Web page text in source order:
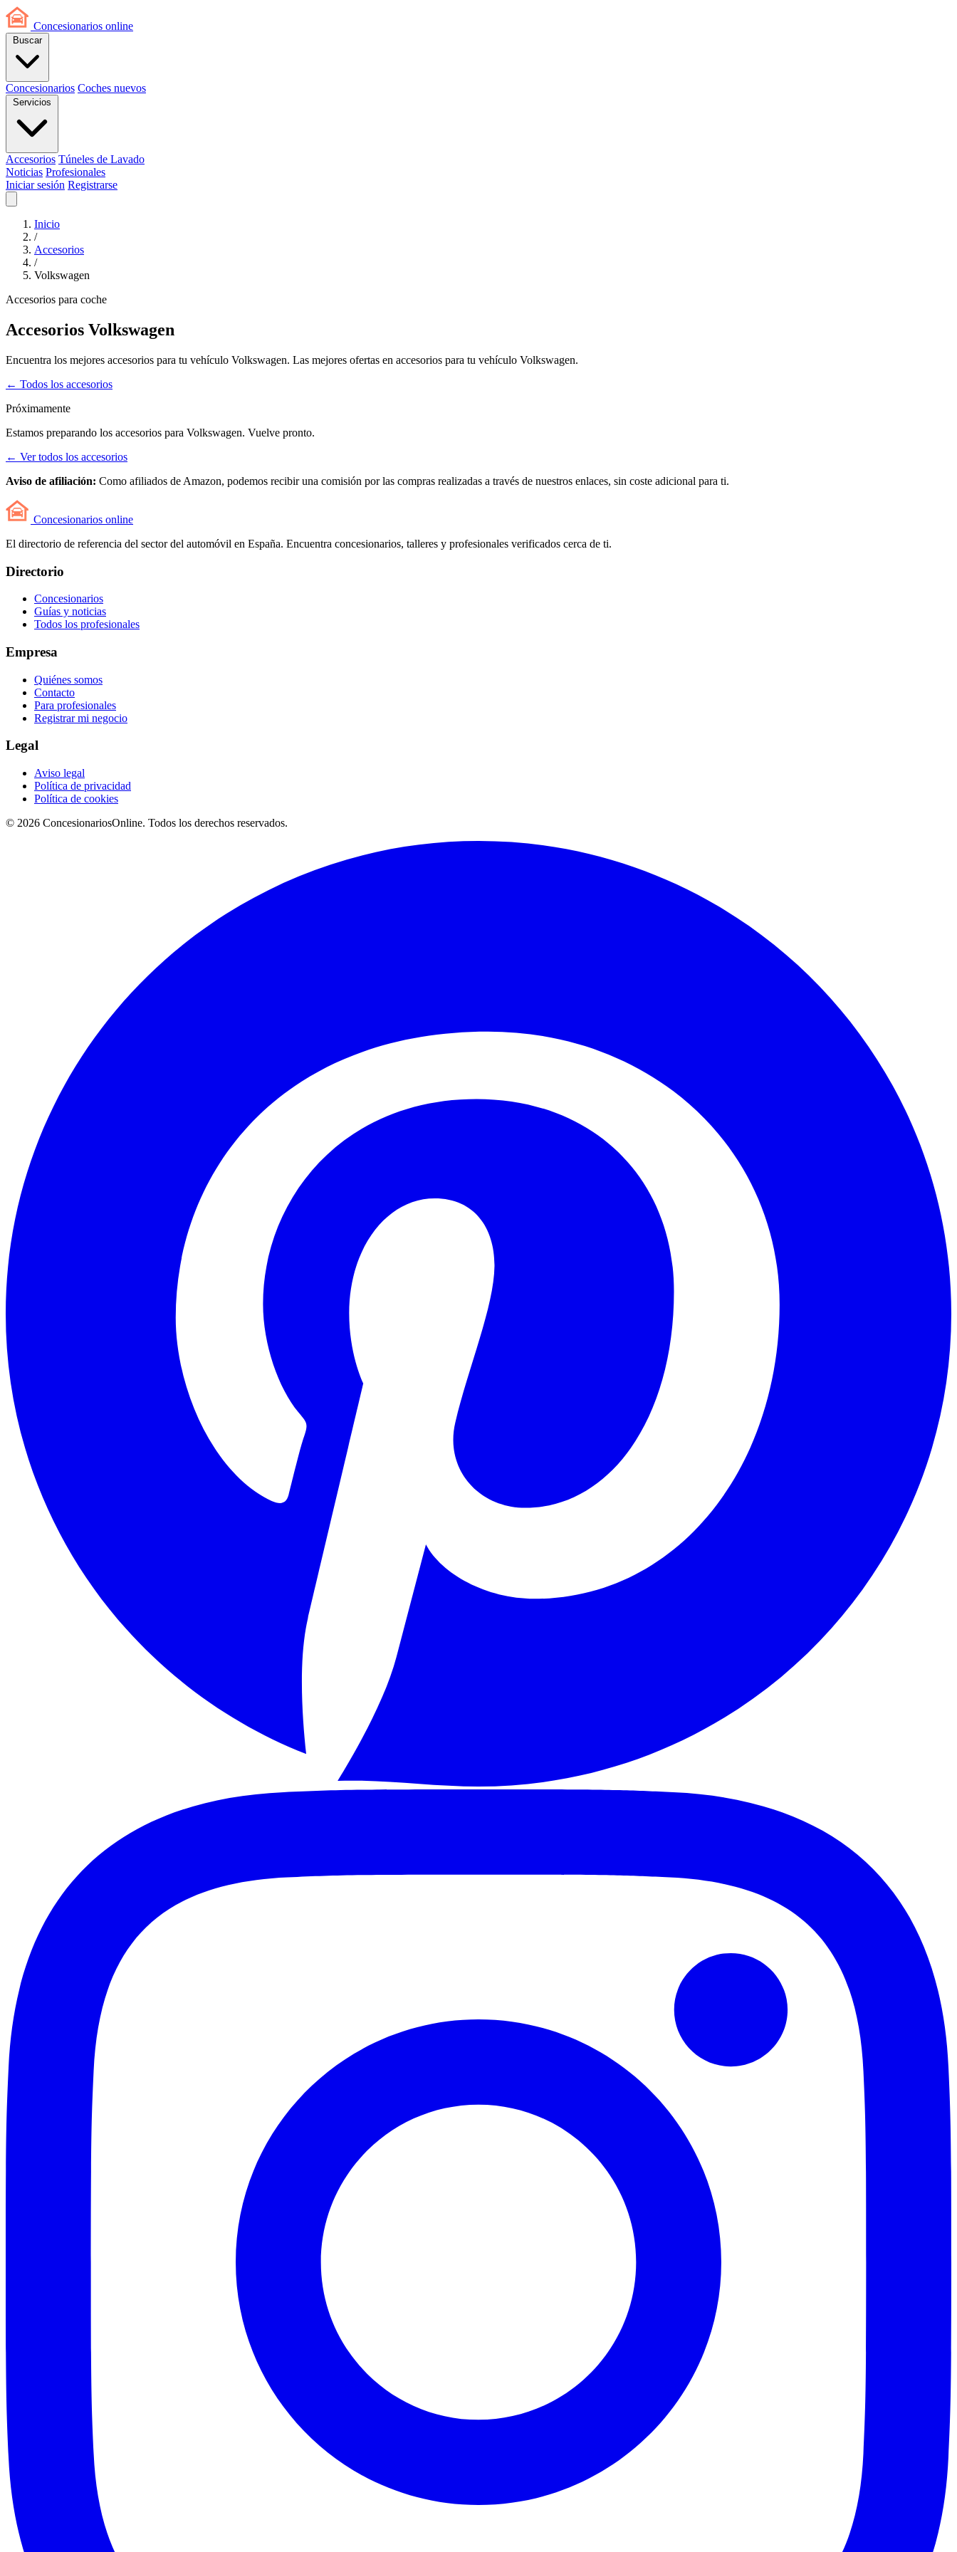
Concesionarios online
Buscar
Concesionarios Coches nuevos
Servicios
Accesorios Túneles de Lavado
Noticias Profesionales
Iniciar sesión Registrarse
Inicio
/
Accesorios
/
Volkswagen
Accesorios para coche
Accesorios Volkswagen
Encuentra los mejores accesorios para tu vehículo Volkswagen. Las mejores ofertas en accesorios para tu vehículo Volkswagen.
← Todos los accesorios
Próximamente
Estamos preparando los accesorios para Volkswagen. Vuelve pronto.
← Ver todos los accesorios
Aviso de afiliación: Como afiliados de Amazon, podemos recibir una comisión por las compras realizadas a través de nuestros enlaces, sin coste adicional para ti.
Concesionarios online
El directorio de referencia del sector del automóvil en España. Encuentra concesionarios, talleres y profesionales verificados cerca de ti.
Directorio
Concesionarios
Guías y noticias
Todos los profesionales
Empresa
Quiénes somos
Contacto
Para profesionales
Registrar mi negocio
Legal
Aviso legal
Política de privacidad
Política de cookies
© 2026 ConcesionariosOnline. Todos los derechos reservados.